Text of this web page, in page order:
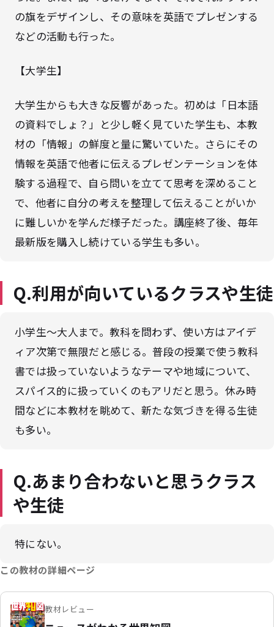
の旗をデザインし、その意味を英語でプレゼンする
などの活動も行った。
【大学生】
大学生からも大きな反響があった。初めは「日本語
の資料でしょ？」と少し軽く見ていた学生も、本教
材の「情報」の鮮度と量に驚いていた。さらにその
情報を英語で他者に伝えるプレゼンテーションを体
験する過程で、自ら問いを立てて思考を深めること
で、他者に自分の考えを整理して伝えることがいか
に難しいかを学んだ様子だった。講座終了後、毎年
最新版を購入し続けている学生も多い。
Q.利用が向いているクラスや生徒
小学生～大人まで。教科を問わず、使い方はアイデ
ィア次第で無限だと感じる。普段の授業で使う教科
書では扱っていないようなテーマや地域について、
スパイス的に扱っていくのもアリだと思う。休み時
間などに本教材を眺めて、新たな気づきを得る生徒
も多い。
Q.あまり合わないと思うクラス
や生徒
特にない。
この教材の詳細ページ
教材レビュー